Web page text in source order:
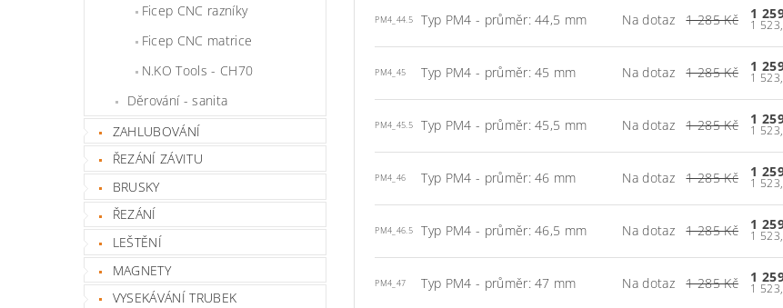
Ficep CNC razníky
Ficep CNC matrice
N.KO Tools - CH70
Děrování - sanita
ZAHLUBOVÁNÍ
ŘEZÁNÍ ZÁVITU
BRUSKY
ŘEZÁNÍ
LEŠTĚNÍ
MAGNETY
VYSEKÁVÁNÍ TRUBEK
PM4_44.5 Typ PM4 - průměr: 44,5 mm Na dotaz 1 285 Kč 1
PM4_45 Typ PM4 - průměr: 45 mm Na dotaz 1 285 Kč 1
PM4_45.5 Typ PM4 - průměr: 45,5 mm Na dotaz 1 285 Kč 1
PM4_46 Typ PM4 - průměr: 46 mm Na dotaz 1 285 Kč 1
PM4_46.5 Typ PM4 - průměr: 46,5 mm Na dotaz 1 285 Kč 1
PM4_47 Typ PM4 - průměr: 47 mm Na dotaz 1 285 Kč 1